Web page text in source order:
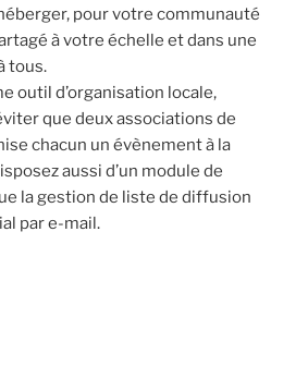
pour votre communauté
à votre échelle et dans une
tous.
outil d’organisation locale,
que deux associations de
chacun un évènement à la
aussi d’un module de
la gestion de liste de diffusion
par e-mail.